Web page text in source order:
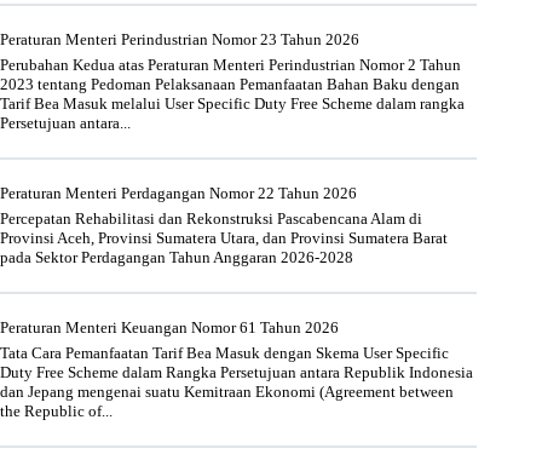
Peraturan Menteri Perindustrian Nomor 23 Tahun 2026
Perubahan Kedua atas Peraturan Menteri Perindustrian Nomor 2 Tahun
2023 tentang Pedoman Pelaksanaan Pemanfaatan Bahan Baku dengan
Tarif Bea Masuk melalui User Specific Duty Free Scheme dalam rangka
Persetujuan antara...
Peraturan Menteri Perdagangan Nomor 22 Tahun 2026
Percepatan Rehabilitasi dan Rekonstruksi Pascabencana Alam di
Provinsi Aceh, Provinsi Sumatera Utara, dan Provinsi Sumatera Barat
pada Sektor Perdagangan Tahun Anggaran 2026-2028
Peraturan Menteri Keuangan Nomor 61 Tahun 2026
Tata Cara Pemanfaatan Tarif Bea Masuk dengan Skema User Specific
Duty Free Scheme dalam Rangka Persetujuan antara Republik Indonesia
dan Jepang mengenai suatu Kemitraan Ekonomi (Agreement between
the Republic of...